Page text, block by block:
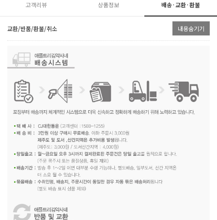
고객리뷰 상품정보 배송·교환·환불
교환/반품/환불/취소 내용숨기기